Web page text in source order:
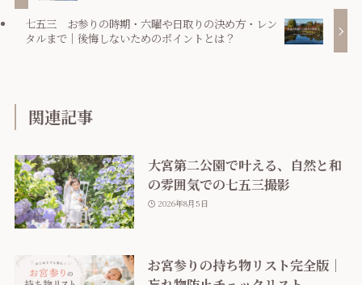
七五三 お参りの時期・六曜や日取りの決め方・レン
タルまで｜後悔しないためのポイントとは？
関連記事
大宮第二公園で叶える、自然と和
の雰囲気での七五三撮影
2026年8月5日
お宮参りの持ち物リスト完全版｜